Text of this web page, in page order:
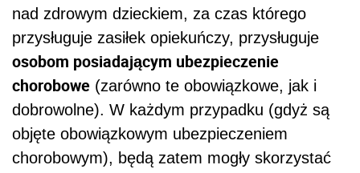
nad zdrowym dzieckiem, za czas którego
przysługuje zasiłek opiekuńczy, przysługuje
osobom posiadającym ubezpieczenie
chorobowe (zarówno te obowiązkowe, jak i
dobrowolne). W każdym przypadku (gdyż są
objęte obowiązkowym ubezpieczeniem
chorobowym), będą zatem mogły skorzystać